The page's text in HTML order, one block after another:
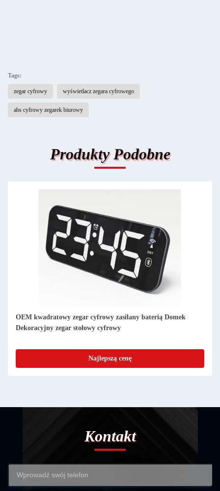
Tags:
zegar cyfrowy wyświetlacz zegara cyfrowego
abs cyfrowy zegarek biurowy
Produkty Podobne
Zastosowany Cienkie Digital Clock Faza księżyca Desktop
Calendar Digital Zegar dzienny
Najlepszą cenę
Kontakt